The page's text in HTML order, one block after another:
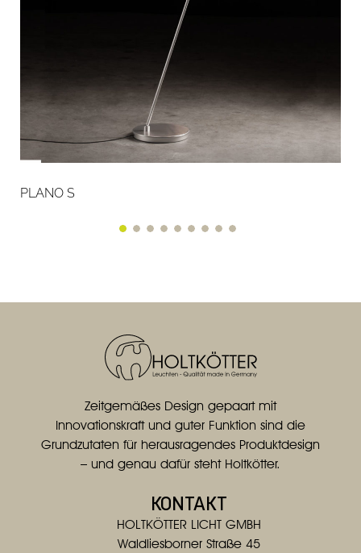
PLANO S
Zeitgemäßes Design gepaart mit
Innovationskraft und guter Funktion sind die
Grundzutaten für herausragendes Produktdesign
– und genau dafür steht Holtkötter.
KONTAKT
HOLTKÖTTER LICHT GMBH
Waldliesborner Straße 45